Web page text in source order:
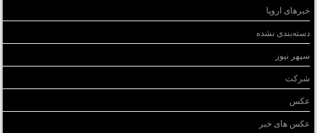
خبرهای اروپا
دسته‌بندی نشده
سپهر نیوز
شرکت
عکس
عکس های خبر